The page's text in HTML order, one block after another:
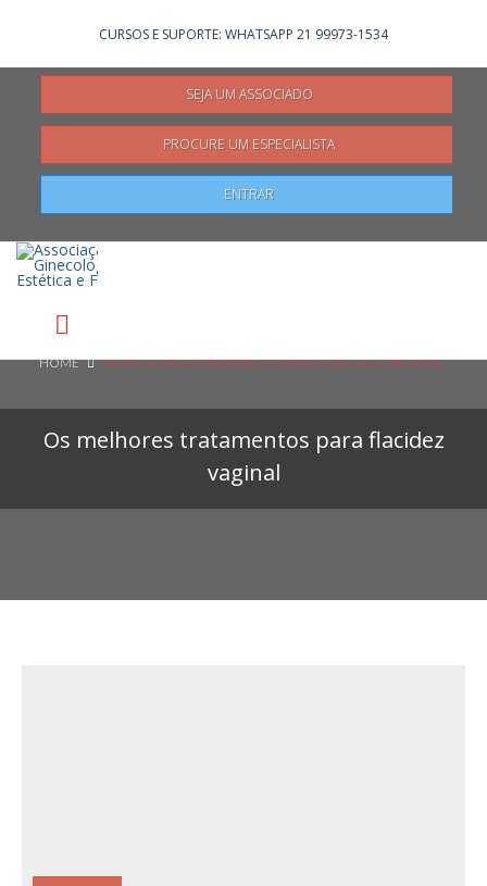
Pesquisar
CURSOS E SUPORTE: WHATSAPP 21 99973-1534
SEJA UM ASSOCIADO
PROCURE UM ESPECIALISTA
ENTRAR
HOME OS MELHORES TRATAMENTOS PARA FLACIDEZ VAGINAL
Os melhores tratamentos para flacidez
vaginal